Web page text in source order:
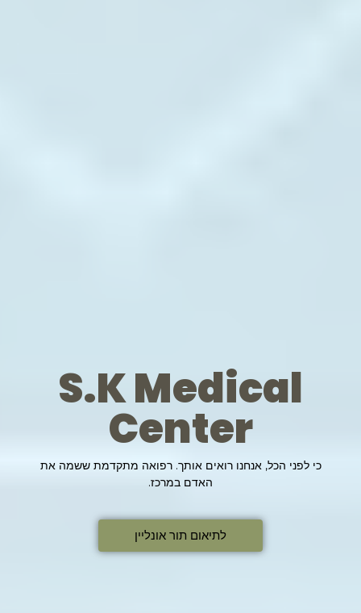
S.K Medical
Center
כי לפני הכל, אנחנו רואים אותך. רפואה מתקדמת ששמה את
האדם במרכז.
לתיאום תור אונליין